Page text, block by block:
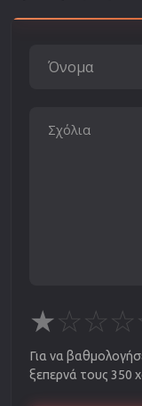
★☆☆☆
Για να
ξεπερνά τους 350